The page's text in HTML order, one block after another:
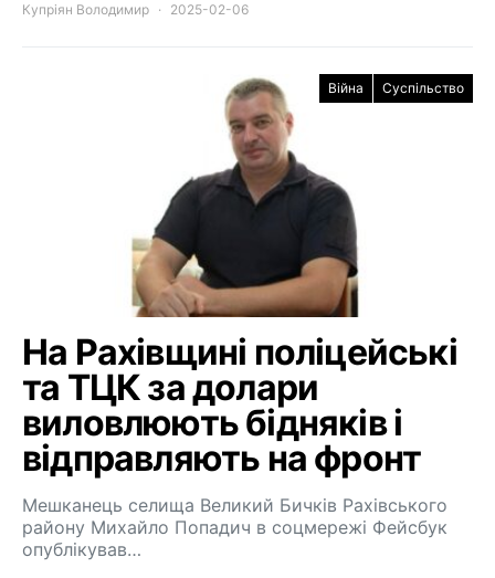
Купріян Володимир 2025-02-06
Війна Суспільство
На Рахівщині поліцейські
та ТЦК за долари
виловлюють бідняків і
відправляють на фронт
Мешканець селища Великий Бичків Рахівського
району Михайло Попадич в соцмережі Фейсбук
опублікував…